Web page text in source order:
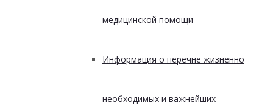
медицинской помощи
Информация о перечне жизненно
необходимых и важнейших